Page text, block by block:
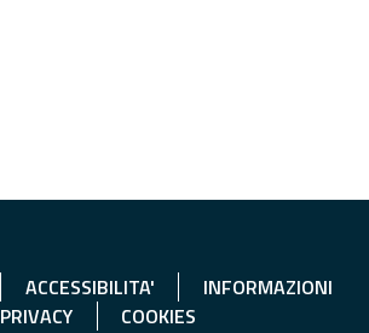
ACCESSIBILITA'
INFORMAZIONI
PRIVACY
COOKIES